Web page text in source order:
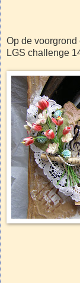
Op de voorgrond
LGS challenge